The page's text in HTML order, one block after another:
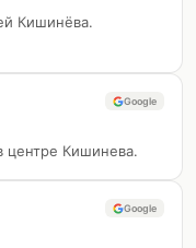
Кишинёва.
Google
центре Кишинева.
Google